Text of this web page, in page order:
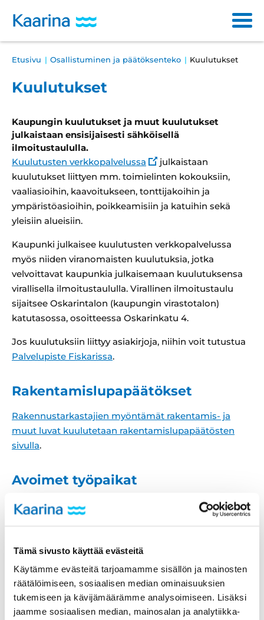
Tämä sivusto käyttää evästeitä
Käytämme evästeitä tarjoamamme sisällön ja mainosten
räätälöimiseen, sosiaalisen median ominaisuuksien
tukemiseen ja kävijämäärämme analysoimiseen. Lisäksi
jaamme sosiaalisen median, mainosalan ja analytiikka-
sisältöön
Main
Varhaiskasvatus ja opetus
Sosiaali- ja terveyspalvelut
Kulttuuri ja vapaa-aika
Asuminen ja ympäristö
Osallistuminen ja päätöksenteko
Työ ja yrittäminen
Breadcrumb
Etusivu Osallistuminen ja päätöksenteko Kuulutukset
Kuulutukset
Kaupungin kuulutukset ja muut kuulutukset
julkaistaan ensisijaisesti sähköisellä
ilmoitustaululla.
Kuulutusten verkkopalvelussa
julkaistaan
kuulutukset liittyen mm. toimielinten kokouksiin,
vaaliasioihin, kaavoitukseen, tonttijakoihin ja
ympäristöasioihin, poikkeamisiin ja katuihin sekä
yleisiin alueisiin.
Kaupunki julkaisee kuulutusten verkkopalvelussa
myös niiden viranomaisten kuulutuksia, jotka
velvoittavat kaupunkia julkaisemaan kuulutuksensa
virallisella ilmoitustaululla. Virallinen ilmoitustaulu
sijaitsee Oskarintalon (kaupungin virastotalon)
katutasossa, osoitteessa Oskarinkatu 4.
Jos kuulutuksiin liittyy asiakirjoja, niihin voit tutustua
Palvelupiste Fiskarissa.
Rakentamislupapäätökset
Rakennustarkastajien myöntämät rakentamis- ja
muut luvat kuulutetaan rakentamislupapäätösten
sivulla.
Avoimet työpaikat
Avoimet työpaikat julkaistaan
Kuntarekry.fi-
Kaupungin tarjouspyynnöt
Kaupungin tarjouspyyntöihinpääset tutustumaan
hankinnat-sivun kautta.